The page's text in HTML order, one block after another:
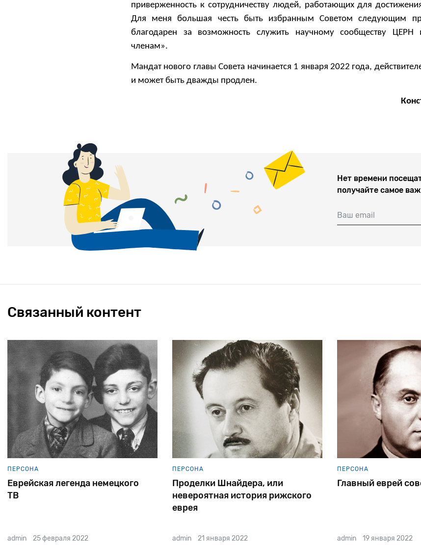
приверженность к сотрудничеству людей, работающих для
Для меня большая честь быть избранным Советом следующим
благодарен за возможность служить научному сообществу ЦЕРН
членам».
Мандат нового главы Совета начинается 1 января 2022 года,
и может быть дважды продлен.
Нет времени
получайте самое
Ваш email
Связанный контент
ПЕРСОНА
Еврейская легенда немецкого
ТВ
admin 25 февраля 2022
ПЕРСОНА
Проделки Шнайдера, или
невероятная история рижского
еврея
admin 21 января 2022
ПЕРСОНА
Главный еврей
admin 19 января 2022